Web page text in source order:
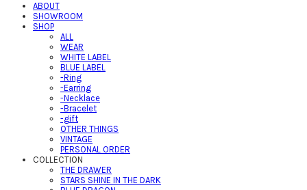
ABOUT
SHOWROOM
SHOP
ALL
WEAR
WHITE LABEL
BLUE LABEL
-Ring
-Earring
-Necklace
-Bracelet
-gift
OTHER THINGS
VINTAGE
PERSONAL ORDER
COLLECTION
THE DRAWER
STARS SHINE IN THE DARK